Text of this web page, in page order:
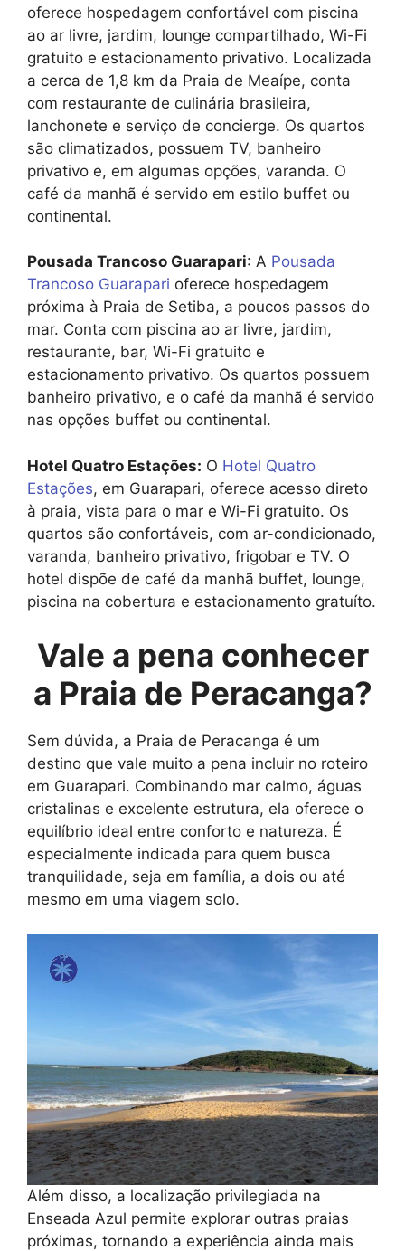
oferece hospedagem confortável com piscina
ao ar livre, jardim, lounge compartilhado, Wi-Fi
gratuito e estacionamento privativo. Localizada
a cerca de 1,8 km da Praia de Meaípe, conta
com restaurante de culinária brasileira,
lanchonete e serviço de concierge. Os quartos
são climatizados, possuem TV, banheiro
privativo e, em algumas opções, varanda. O
café da manhã é servido em estilo buffet ou
continental.
Pousada Trancoso Guarapari: A Pousada
Trancoso Guarapari oferece hospedagem
próxima à Praia de Setiba, a poucos passos do
mar. Conta com piscina ao ar livre, jardim,
restaurante, bar, Wi-Fi gratuito e
estacionamento privativo. Os quartos possuem
banheiro privativo, e o café da manhã é servido
nas opções buffet ou continental.
Hotel Quatro Estações: O Hotel Quatro
Estações, em Guarapari, oferece acesso direto
à praia, vista para o mar e Wi-Fi gratuito. Os
quartos são confortáveis, com ar-condicionado,
varanda, banheiro privativo, frigobar e TV. O
hotel dispõe de café da manhã buffet, lounge,
piscina na cobertura e estacionamento gratuíto.
Vale a pena conhecer
a Praia de Peracanga?
Sem dúvida, a Praia de Peracanga é um
destino que vale muito a pena incluir no roteiro
em Guarapari. Combinando mar calmo, águas
cristalinas e excelente estrutura, ela oferece o
equilíbrio ideal entre conforto e natureza. É
especialmente indicada para quem busca
tranquilidade, seja em família, a dois ou até
mesmo em uma viagem solo.
Além disso, a localização privilegiada na
Enseada Azul permite explorar outras praias
próximas, tornando a experiência ainda mais